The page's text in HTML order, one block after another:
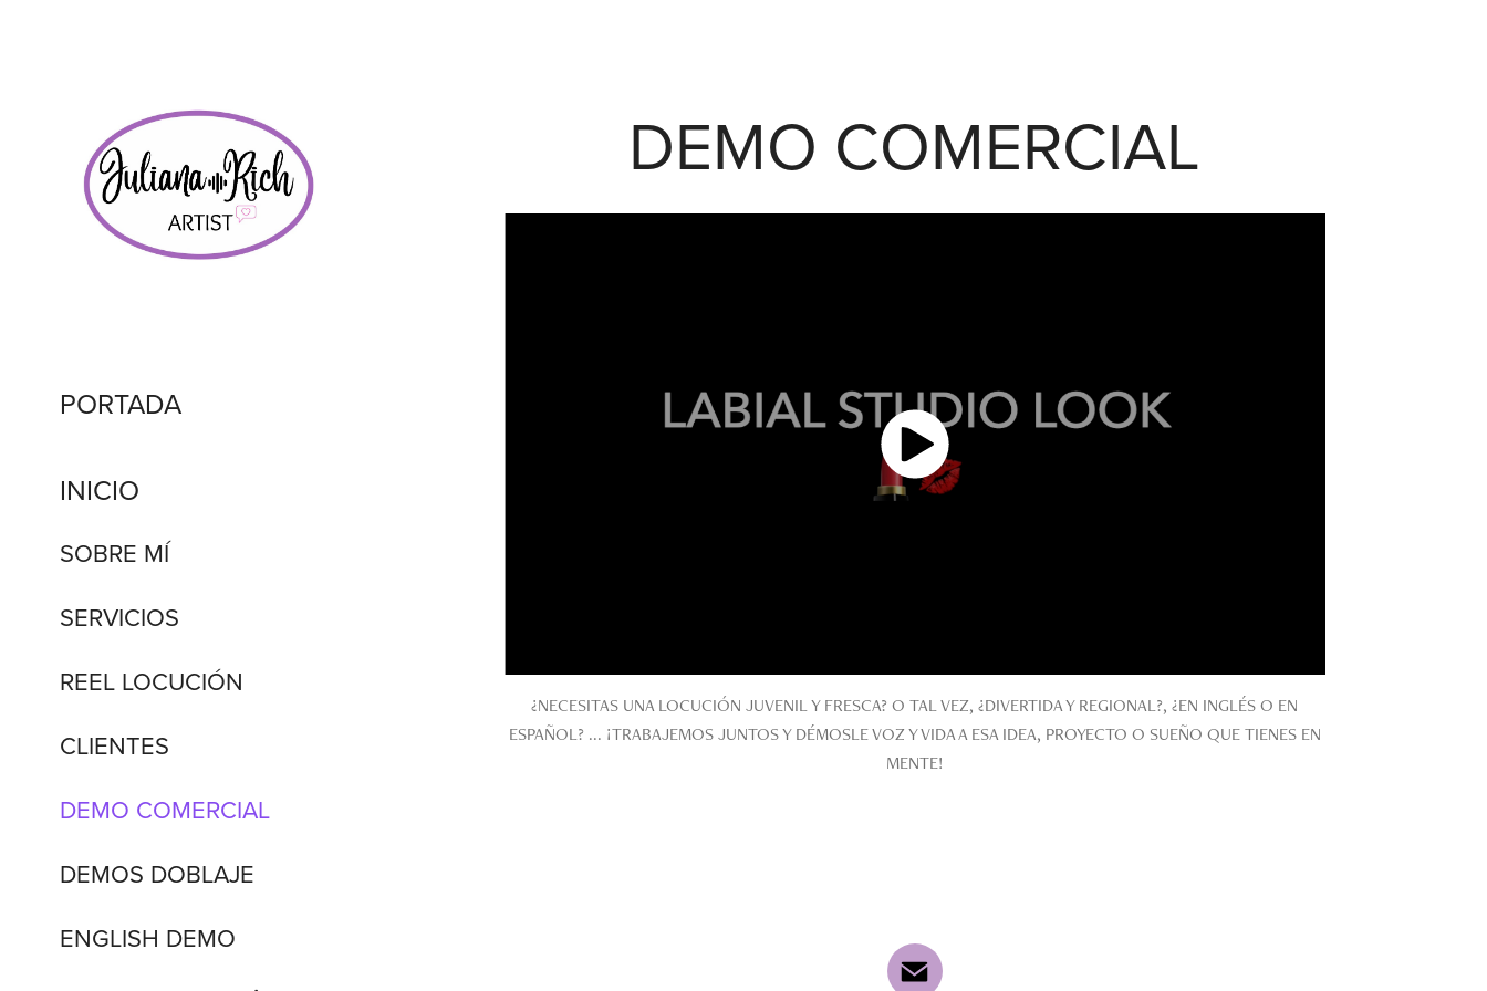
PORTADA
INICIO
SOBRE MÍ
SERVICIOS
REEL LOCUCIÓN
CLIENTES
DEMO COMERCIAL
DEMOS DOBLAJE
ENGLISH DEMO
DEMO COMERCIAL
¿NECESITAS UNA LOCUCIÓN JUVENIL Y FRESCA? O TAL VEZ, ¿DIVERTIDA Y REGIONAL?, ¿EN INGLÉS O EN
ESPAÑOL? ... ¡TRABAJEMOS JUNTOS Y DÉMOSLE VOZ Y VIDA A ESA IDEA, PROYECTO O SUEÑO QUE TIENES EN
MENTE!